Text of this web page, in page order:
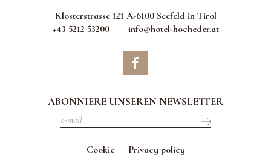
Klosterstrasse 121 A-6100 Seefeld in Tirol
+43 5212 53200
| info@hotel-hocheder.at
ABONNIERE UNSEREN NEWSLETTER
Cookie Privacy policy